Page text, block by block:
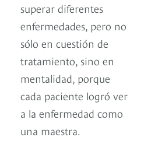
superar diferentes
enfermedades, pero no
sólo en cuestión de
tratamiento, sino en
mentalidad, porque
cada paciente logró ver
a la enfermedad como
una maestra.